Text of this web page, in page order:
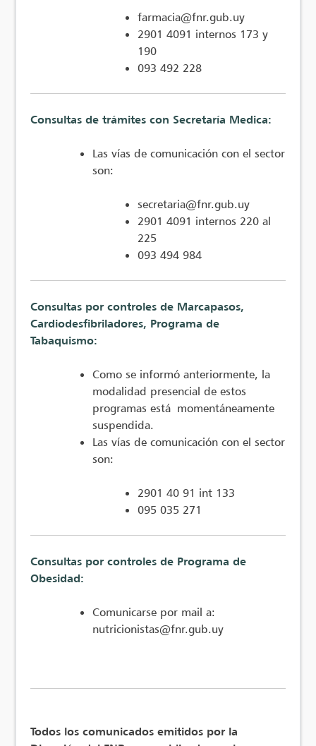
farmacia@fnr.gub.uy
2901 4091 internos 173 y
190
093 492 228
Consultas de trámites con Secretaría Medica:
Las vías de comunicación con el sector
son:
secretaria@fnr.gub.uy
2901 4091 internos 220 al
225
093 494 984
Consultas por controles de Marcapasos,
Cardiodesfibriladores, Programa de
Tabaquismo:
Como se informó anteriormente, la
modalidad presencial de estos
programas está momentáneamente
suspendida.
Las vías de comunicación con el sector
son:
2901 40 91 int 133
095 035 271
Consultas por controles de Programa de
Obesidad:
Comunicarse por mail a:
nutricionistas@fnr.gub.uy
Todos los comunicados emitidos por la